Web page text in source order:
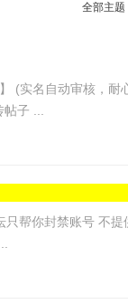
全部主题